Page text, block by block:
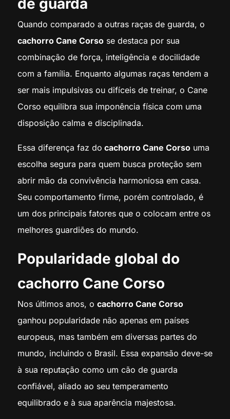
Quando comparado a outras raças de guarda, o
cachorro Cane Corsose destaca por sua
combinação de força, inteligência e docilidade
com a família. Enquanto algumas raças tendem a
ser mais impulsivas ou difíceis de treinar, o Cane
Corso equilibra sua imponência física com uma
disposição calma e disciplinada.
Essa diferença faz do cachorro Cane Corsouma
escolha segura para quem busca proteção sem
abrir mão da convivência harmoniosa em casa.
Seu comportamento firme, porém controlado, é
um dos principais fatores que o colocam entre os
melhores guardiões do mundo.
Popularidade global do
cachorro Cane Corso
Nos últimos anos, o cachorro Cane Corso
ganhou popularidade não apenas em países
europeus, mas também em diversas partes do
mundo, incluindo o Brasil. Essa expansão deve-se
à sua reputação como um cão de guarda
confiável, aliado ao seu temperamento
equilibrado e à sua aparência majestosa.